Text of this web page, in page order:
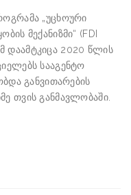
„უცხოური
მექანიზმი“ (FDI
დაამტკიცა 2020 წლის
სააგენტო
განვითარების
თვის განმავლობაში.